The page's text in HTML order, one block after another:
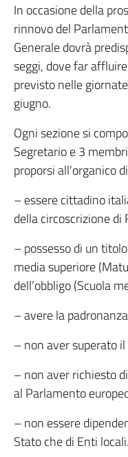
In occasione della
rinnovo del
Generale dovrà
seggi, dove far
previsto nelle
giugno.
Ogni sezione si
Segretario e 3
proporsi all’organico
– essere cittadino
della circoscrizione di
– possesso di un
media superiore
dell’obbligo (Scuola
– avere la
– non aver superato
– non aver richiesto
al Parlamento
– non essere
Stato che di Enti locali.